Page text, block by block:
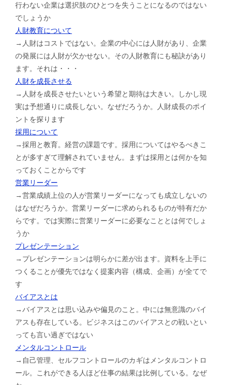
行わない企業は選択肢のひとつを失うことになるのではない
でしょうか
人財教育について
→人財はコストではない。企業の中心には人財があり、企業
の発展には人財が欠かせない。その人財教育にも秘訣があり
ます。それは・・・
人財を成長させる
→人財を成長させたいという希望と期待は大きい。しかし現
実は予想通りに成長しない。なぜだろうか。人財成長のポイ
ントを探ります
採用について
→採用と教育。経営の課題です。採用についてはやるべきこ
とが多すぎて理解されていません。まずは採用とは何かを知
っておくことからです
営業リーダー
→営業成績上位の人が営業リーダーになっても成立しないの
はなぜだろうか。営業リーダーに求められるものが特有だか
らです。では実際に営業リーダーに必要なこととは何でしょ
うか
プレゼンテーション
→プレゼンテーションは明らかに差が出ます。資料を上手に
つくることが優先ではなく提案内容（構成、企画）が全てで
す
バイアスとは
→バイアスとは思い込みや偏見のこと。中には無意識のバイ
アスも存在している。ビジネスはこのバイアスとの戦いとい
っても言い過ぎではない
メンタルコントロール
→自己管理、セルフコントロールのカギはメンタルコントロ
ール。これができる人ほど仕事の結果は比例している。なぜ